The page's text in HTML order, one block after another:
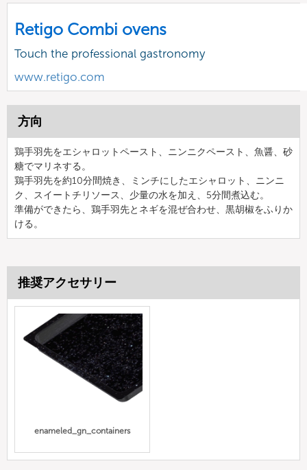
Retigo Combi ovens
Touch the professional gastronomy
www.retigo.com
方向
鶏手羽先をエシャロットペースト、ニンニクペースト、魚醤、砂
糖でマリネする。
鶏手羽先を約10分間焼き、ミンチにしたエシャロット、ニンニ
ク、スイートチリソース、少量の水を加え、5分間煮込む。
準備ができたら、鶏手羽先とネギを混ぜ合わせ、黒胡椒をふりか
ける。
推奨アクセサリー
enameled_gn_containers